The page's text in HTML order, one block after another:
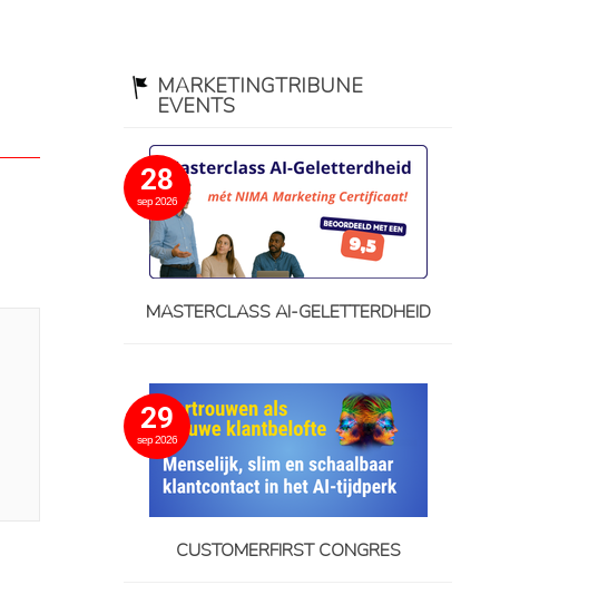
MARKETINGTRIBUNE
EVENTS
28
sep 2026
MASTERCLASS AI-GELETTERDHEID
29
sep 2026
CUSTOMERFIRST CONGRES